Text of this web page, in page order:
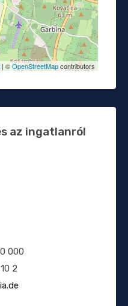
| ©OpenStreetMapcontributors
az ingatlanról
000
2